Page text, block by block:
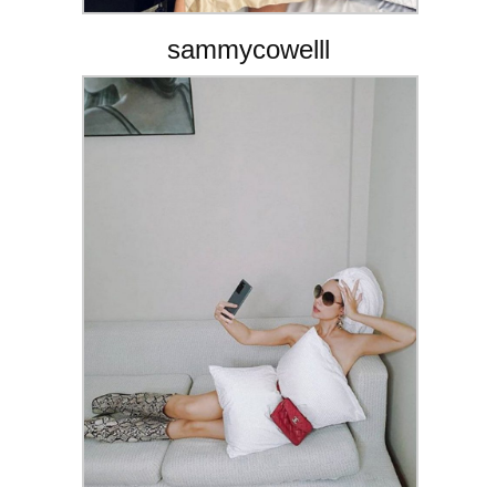
sammycowelll